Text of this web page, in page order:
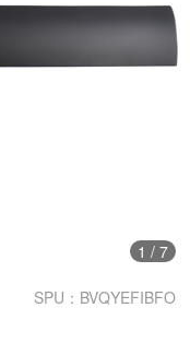
1 / 7
SPU：BVQYEFIBFO